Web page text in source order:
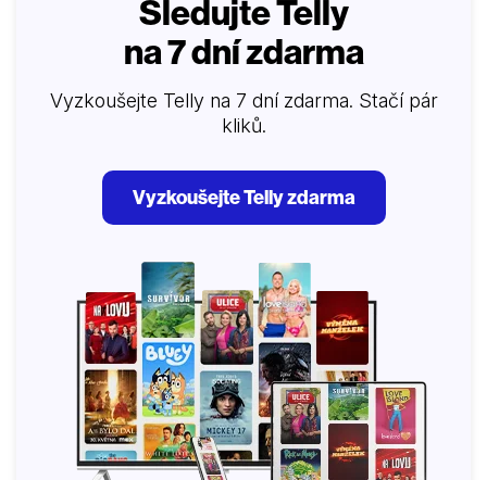
Sledujte Telly
na 7 dní zdarma
Vyzkoušejte Telly na 7 dní zdarma. Stačí pár
kliků.
Vyzkoušejte Telly zdarma